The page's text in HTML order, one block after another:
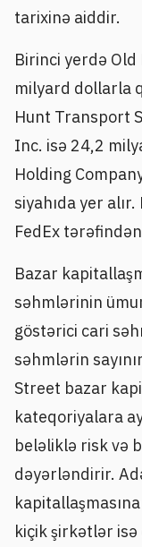
tarixinə aiddir.
Birinci yerdə
milyard dollarla
Hunt Transport
Inc. isə 24,2
Holding
siyahıda yer
FedEx
Bazar
səhmlərinin
göstərici cari
səhmlərin
Street bazar
kateqoriyalara
beləliklə risk və
dəyərləndirir.
kiçik şirkətlər isə